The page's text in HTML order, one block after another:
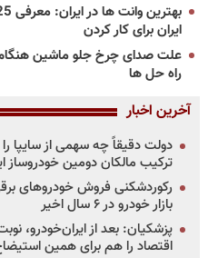
ایران برای کار کردن
علت صدای چرخ جلو ماشین
راه حل ها
آخرین اخبار
دولت دقیقاً چه سهمی از سایپا
ترکیب مالکان دومین خودروساز
رکوردشکنی فروش خودروهای
بازار خودرو در ۶ سال اخیر
پزشکیان: بعد از ایران‌خودرو،
اقتصاد را هم برای همین